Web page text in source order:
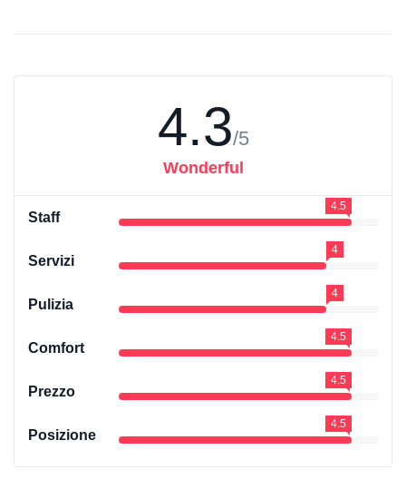
4.3/5
Wonderful
Staff
4.5
Servizi
4
Pulizia
4
Comfort
4.5
Prezzo
4.5
Posizione
4.5